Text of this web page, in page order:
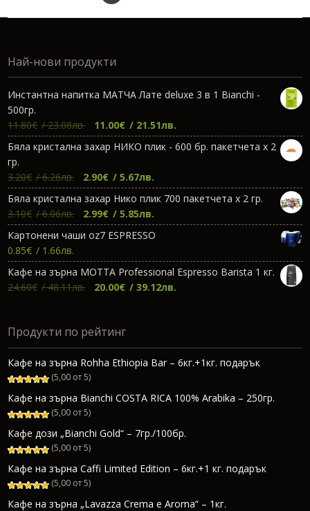
Най-нови продукти
Инстантна напитка МАТЧА Лате deluxe 3 в 1 Bianchi -
500гр.
11.80€ / 23.08лв.
Original
price
was:
11.00€ / 21.51лв.Текущата
цена
Бяла кристална захар НИКО плик - 600 бр. пакетчета х 2
гр.
3.20€ / 6.26лв.
Original
price
3.20€.
2.90€ / 5.67лв.Текущата
цена
2.90€.
Бяла кристална захар Нико плик 700 пакетчета х 2 гр.
3.10€ / 6.06лв.
Original
price
3.10€.
2.99€ / 5.85лв.Текущата
цена
2.99€.
Картонени чаши oz7 ESPRESSO
0.85€ / 1.66лв.
Кафе на зърна МОТТА Professional Espresso Barista 1 кг.
24.60€ / 48.11лв.
Original
24.60€.
20.00€ / 39.12лв.Текущата
Продукти по рейтинг
Кафе на зърна Rohha Ethiopia Bar – 6кг.+1кг. подарък
(5,00 от 5)
Кафе на зърна Bianchi COSTA RICA 100% Arabika – 250гр.
(5,00 от 5)
Кафе дози „Bianchi Gold“ – 7гр./100бр.
(5,00 от 5)
Кафе на зърна Caffi Limited Edition – 6кг.+1 кг. подарък
(5,00 от 5)
Кафе на зърна „Lavazza Crema e Aroma“ – 1кг.